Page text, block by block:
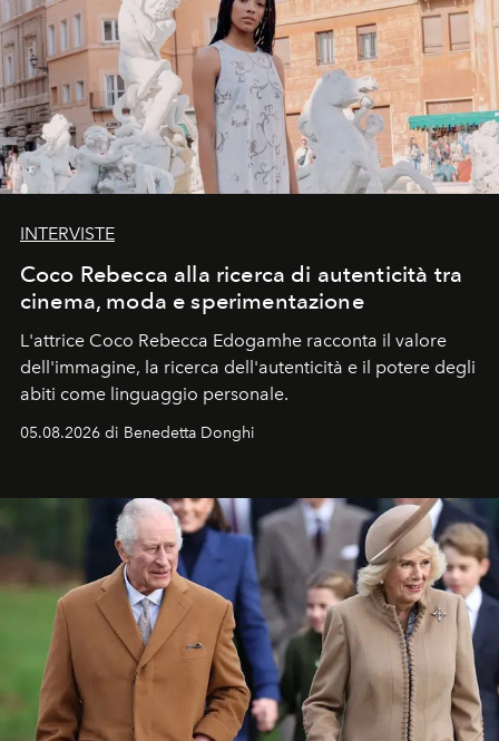
INTERVISTE
Coco Rebecca alla ricerca di autenticità tra
cinema, moda e sperimentazione
L'attrice Coco Rebecca Edogamhe racconta il valore
dell'immagine, la ricerca dell'autenticità e il potere degli
abiti come linguaggio personale.
05.08.2026 di Benedetta Donghi